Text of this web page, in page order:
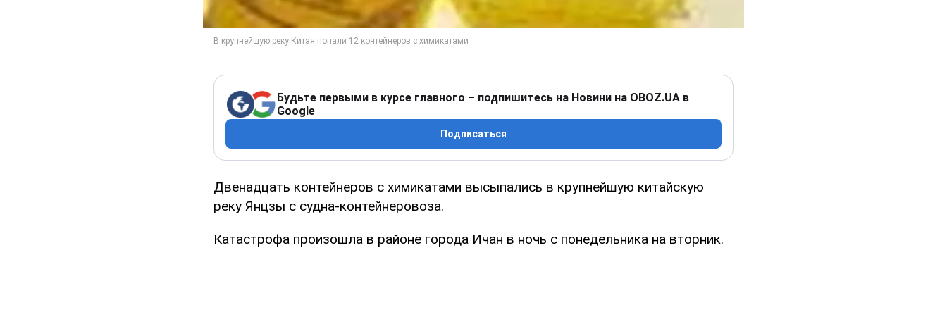
Будьте первыми в курсе главного – подпишитесь на Новини на OBOZ.UA в
Google
Подписаться
Двенадцать контейнеров с химикатами высыпались в крупнейшую китайскую
реку Янцзы с судна-контейнеровоза.
Катастрофа произошла в районе города Ичан в ночь с понедельника на вторник.